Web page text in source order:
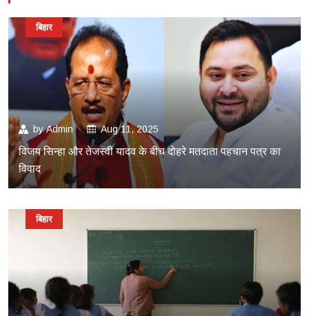
byAdmin Aug 11, 2025
विजय सिन्हा और तेजस्वी यादव के बीच दोहरे मतदाता पहचान पत्र का
विवाद
बिहार
बिहार